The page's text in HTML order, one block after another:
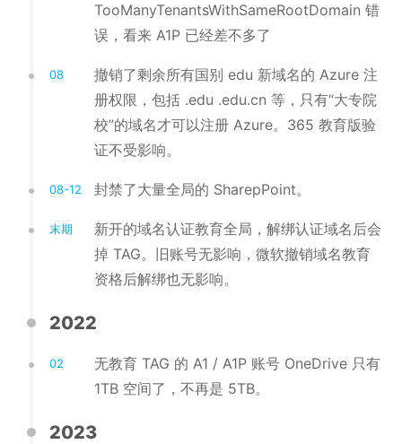
TooManyTenantsWithSameRootDomain 错
误，看来 A1P 已经差不多了
撤销了剩余所有国别 edu 新域名的 Azure 注
册权限，包括 .edu .edu.cn 等，只有“大专院
校”的域名才可以注册 Azure。365 教育版验
证不受影响。
08
封禁了大量全局的 SharepPoint。
08-12
新开的域名认证教育全局，解绑认证域名后会
掉 TAG。旧账号无影响，微软撤销域名教育
资格后解绑也无影响。
末期
2022
无教育 TAG 的 A1 / A1P 账号 OneDrive 只有
1TB 空间了，不再是 5TB。
02
2023